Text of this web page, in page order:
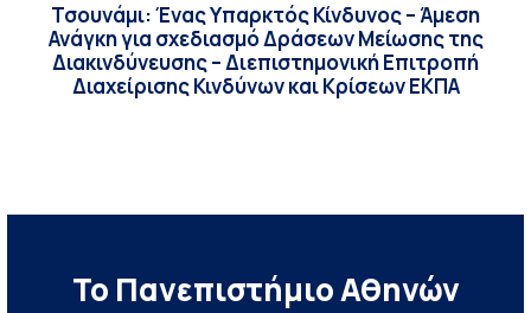
Τσουνάμι: Ένας Υπαρκτός Κίνδυνος – Άμεση
Ανάγκη για σχεδιασμό Δράσεων Μείωσης της
Διακινδύνευσης – Διεπιστημονική Επιτροπή
Διαχείρισης Κινδύνων και Κρίσεων ΕΚΠΑ
Το Πανεπιστήμιο Αθηνών